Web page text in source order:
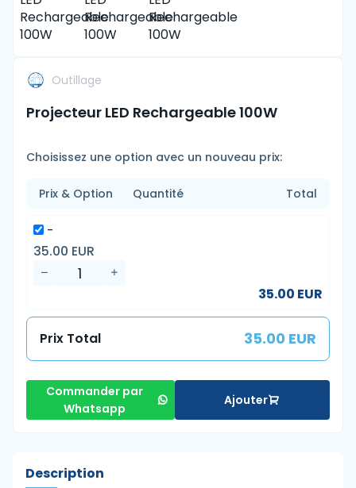
Outillage
Projecteur LED Rechargeable 100W
Choisissez une option avec un nouveau prix:
Prix & Option Quantité Total
-
35.00 EUR
35.00 EUR
Prix Total 35.00 EUR
Commander par
Whatsapp
Ajouter
Description